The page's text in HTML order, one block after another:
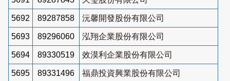
5692 89287858 沅馨開發股份有限公司
5693 89296060 泓翔企業股份有限公司
5694 89330519 效漠利企業股份有限公司
5695 89331496 福鼎投資興業股份有限公司